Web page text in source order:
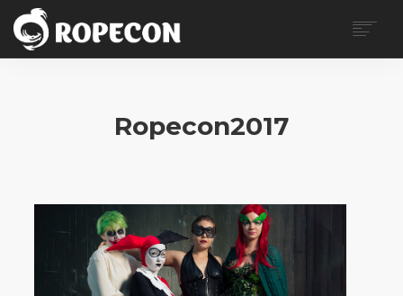
OTA YHTEYTTÄ
Ropecon2017